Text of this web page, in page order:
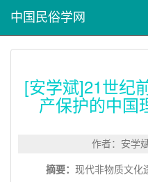
中国民俗学网
[安学斌]21世纪
产保护的中国
作者：安学
摘要： 现代非物质文化